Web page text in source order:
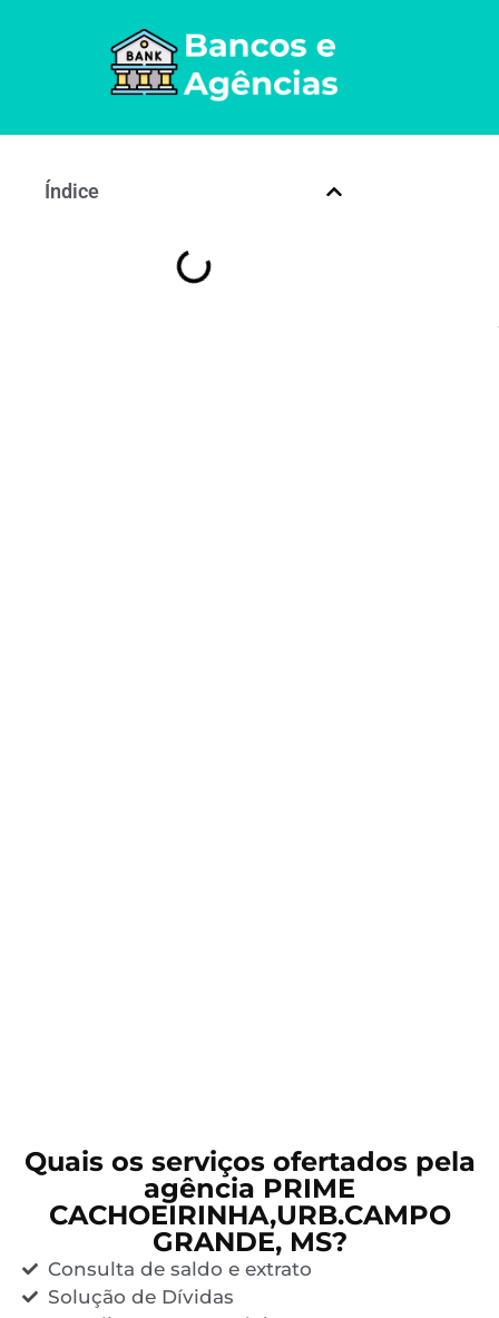
Índice
Quais os serviços ofertados pela
agência PRIME
CACHOEIRINHA,URB.CAMPO
GRANDE, MS?
Consulta de saldo e extrato
Solução de Dívidas